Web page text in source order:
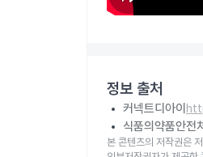
정보 출처
커넥트디아이
식품의약품안전
본 콘텐츠의 저작권은